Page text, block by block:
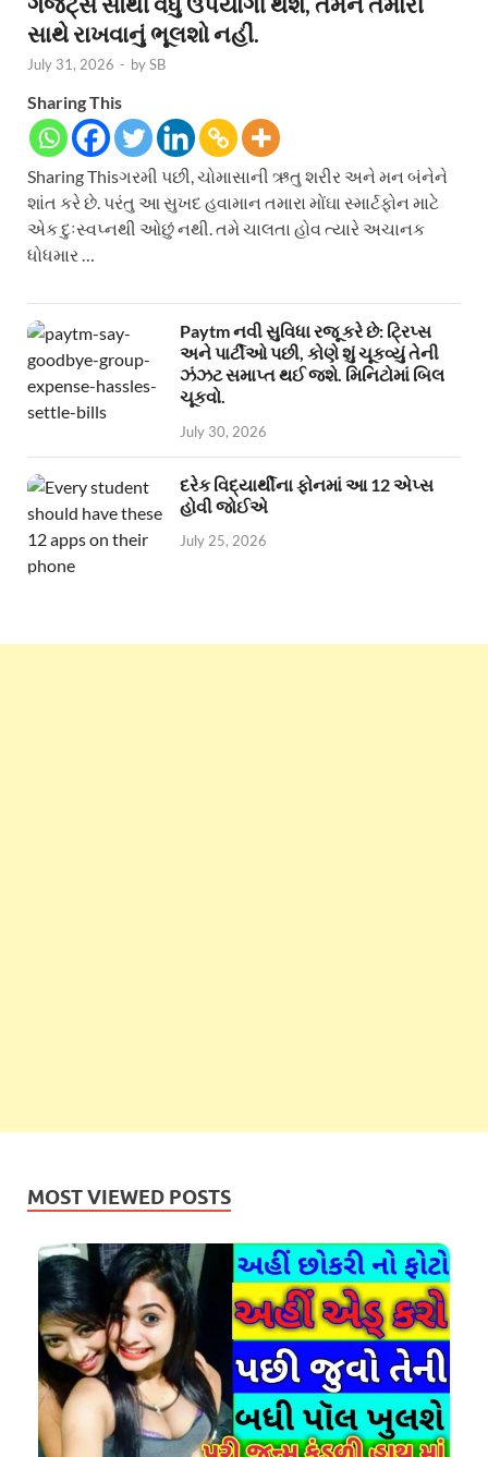
સાથે રાખવાનું ભૂલશો નહીં.
July 31, 2026 - bySB
Sharing This
Sharing Thisગરમી પછી, ચોમાસાની ઋતુ શરીર અને મન બંનેને
શાંત કરે છે. પરંતુ આ સુખદ હવામાન તમારા મોંઘા સ્માર્ટફોન માટે
એક દુઃસ્વપ્નથી ઓછું નથી. તમે ચાલતા હોવ ત્યારે અચાનક
ધોધમાર …
Paytm નવી સુવિધા રજૂ કરે છે: ટ્રિપ્સ
અને પાર્ટીઓ પછી, કોણે શું ચૂકવ્યું તેની
ઝંઝટ સમાપ્ત થઈ જશે. મિનિટોમાં બિલ
ચૂકવો.
July 30, 2026
દરેક વિદ્યાર્થીના ફોનમાં આ 12 એપ્સ
હોવી જોઈએ
July 25, 2026
MOST VIEWED POSTS